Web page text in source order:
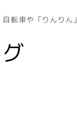
自転車や「りんりん」